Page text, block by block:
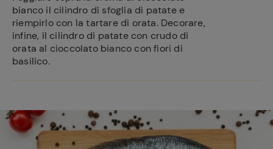
bianco il cilindro di sfoglia di patate e
riempirlo con la tartare di orata. Decorare,
infine, il cilindro di patate con crudo di
orata al cioccolato bianco con fiori di
basilico.